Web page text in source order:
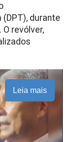
durante
revólver,
Leia mais